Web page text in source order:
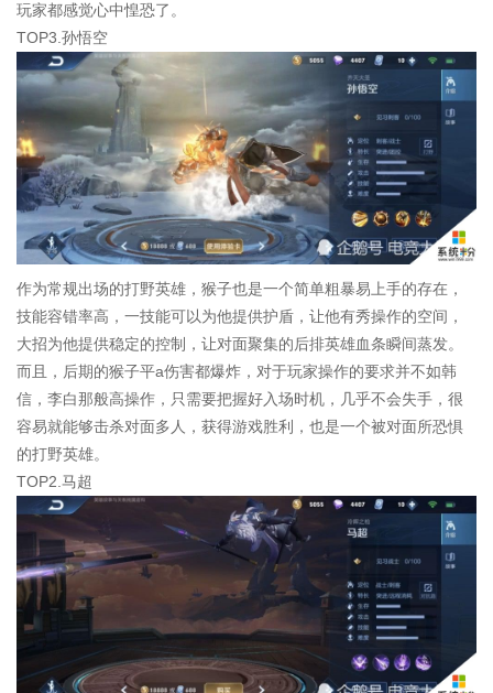
玩家都感觉心中惶恐了。
TOP3.孙悟空
作为常规出场的打野英雄，猴子也是一个简单粗暴易上手的存在，
技能容错率高，一技能可以为他提供护盾，让他有秀操作的空间，
大招为他提供稳定的控制，让对面聚集的后排英雄血条瞬间蒸发。
而且，后期的猴子平a伤害都爆炸，对于玩家操作的要求并不如韩
信，李白那般高操作，只需要把握好入场时机，几乎不会失手，很
容易就能够击杀对面多人，获得游戏胜利，也是一个被对面所恐惧
的打野英雄。
TOP2.马超